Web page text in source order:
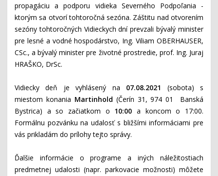
propagáciu a podporu vidieka Severného Podpoľania -
ktorým sa otvorí tohtoročná sezóna. Záštitu nad otvorením
sezóny tohtoročných Vidieckych dní prevzali bývalý minister
pre lesné a vodné hospodárstvo, Ing. Viliam OBERHAUSER,
CSc., a bývalý minister pre životné prostredie, prof. Ing. Juraj
HRAŠKO, DrSc.
Vidiecky deň je vyhlásený na 07.08.2021
(sobota) s
miestom konania Martinhold (Čerín 31, 974 01 Banská
Bystrica) a so začiatkom o 10:00 a koncom o 17:00.
Formálnu pozvánku na udalosť s bližšími informáciami pre
vás prikladám do prílohy tejto správy.
Ďalšie informácie o programe a iných náležitostiach
predmetnej udalosti (napr. parkovacie možnosti) môžete